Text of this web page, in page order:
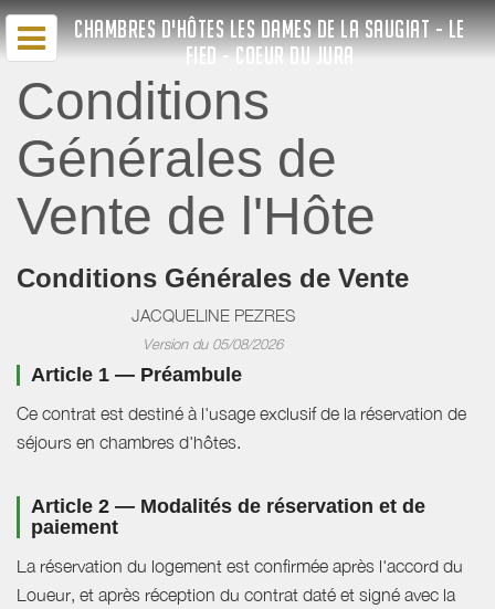
CHAMBRES D'HÔTES LES DAMES DE LA SAUGIAT - LE
FIED - COEUR DU JURA
Conditions
Générales de
Vente de l'Hôte
Conditions Générales de Vente
JACQUELINE PEZRES
Version du 05/08/2026
Article 1 — Préambule
Ce contrat est destiné à l'usage exclusif de la réservation de
séjours en chambres d'hôtes.
Article 2 — Modalités de réservation et de
paiement
La réservation du logement est confirmée après l'accord du
Loueur, et après réception du contrat daté et signé avec la